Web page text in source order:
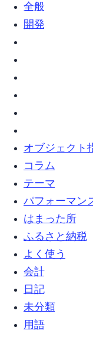
web全般 (5)
Web開発 (2)
オブジェクト指
コラム (8)
テーマ (4)
パフォーマンス
はまった所 (12)
ふるさと納税 (4)
よく使う (1)
会計 (1)
日記 (13)
未分類 (63)
用語 (2)